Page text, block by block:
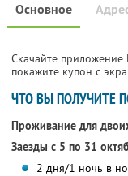
Основное
Скачайте
покажите купон с
ЧТО ВЫ ПОЛУЧИТЕ
Проживание для
Заезды с 5 по 31
2 дня/1 ночь в